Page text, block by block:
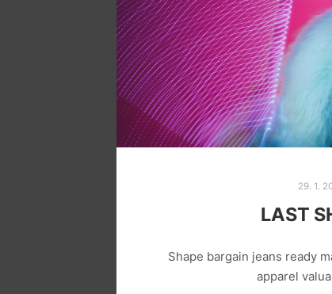
29. 1.
LAST
Shape bargain jeans ready
apparel